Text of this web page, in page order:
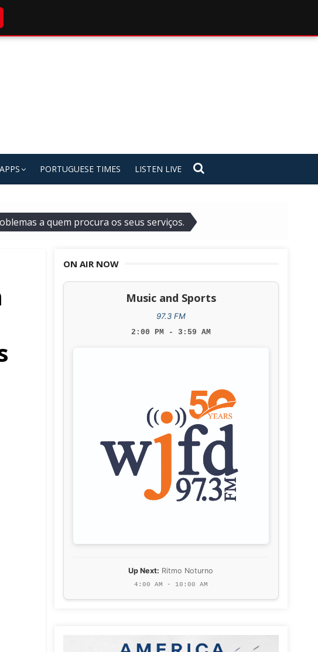
PORTUGUESE TIMES LISTEN LIVE
a quem procura os seus serviços.
ON AIR NOW
Music and Sports
97.3 FM
2:00 PM - 3:59 AM
Up Next: Ritmo Noturno
4:00 AM - 10:00 AM